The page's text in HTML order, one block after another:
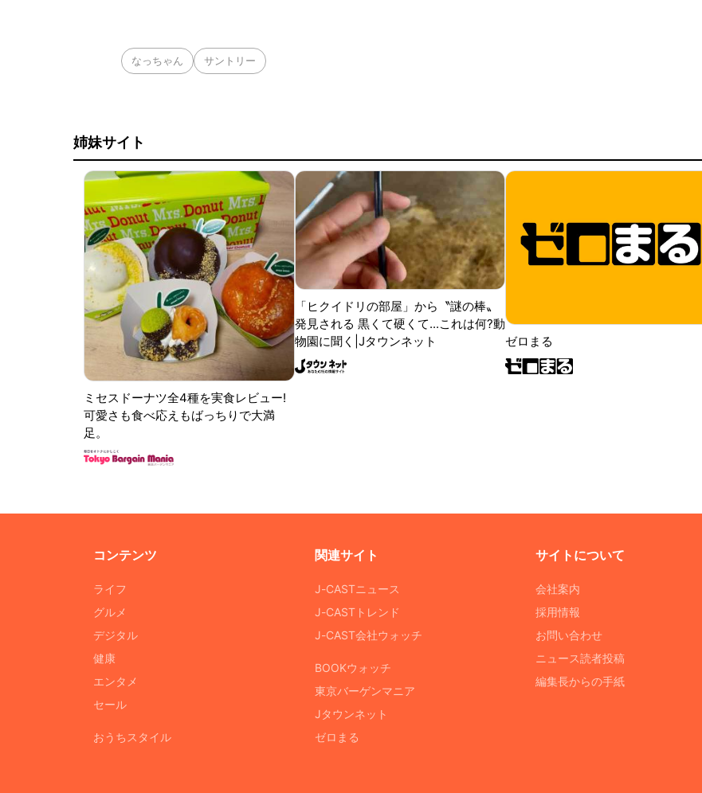
なっちゃん サントリー
姉妹サイト
ミセスドーナツ全4種を実食レビュー!
可愛さも食べ応えもばっちりで大満
足。
「ヒクイドリの部屋」から〝謎の棒〟
発見される 黒くて硬くて...これは何?動
物園に聞く|Jタウンネット
ゼロまる
コンテンツ
ライフ
グルメ
デジタル
健康
エンタメ
セール
おうちスタイル
関連サイト
J-CASTニュース
J-CASTトレンド
J-CAST会社ウォッチ
BOOKウォッチ
東京バーゲンマニア
Jタウンネット
ゼロまる
サイトについて
会社案内
採用情報
お問い合わせ
ニュース読者投稿
編集長からの手紙